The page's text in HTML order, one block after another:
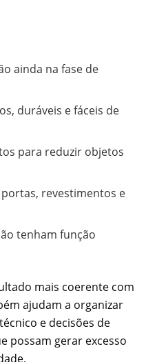
ainda na fase de
duráveis e fáceis de
para reduzir objetos
revestimentos e
tenham função
mais coerente com
ajudam a organizar
e decisões de
possam gerar excesso